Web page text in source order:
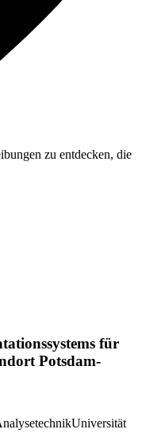
zu entdecken, die
für
Potsdam-
Universität